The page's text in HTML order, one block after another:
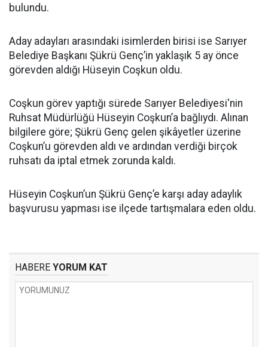
bulundu.
Aday adayları arasındaki isimlerden birisi ise Sarıyer
Belediye Başkanı Şükrü Genç’in yaklaşık 5 ay önce
görevden aldığı Hüseyin Coşkun oldu.
Coşkun görev yaptığı sürede Sarıyer Belediyesi'nin
Ruhsat Müdürlüğü Hüseyin Coşkun’a bağlıydı. Alınan
bilgilere göre; Şükrü Genç gelen şikâyetler üzerine
Coşkun’u görevden aldı ve ardından verdiği birçok
ruhsatı da iptal etmek zorunda kaldı.
Hüseyin Coşkun’un Şükrü Genç’e karşı aday adaylık
başvurusu yapması ise ilçede tartışmalara eden oldu.
HABERE YORUM KAT